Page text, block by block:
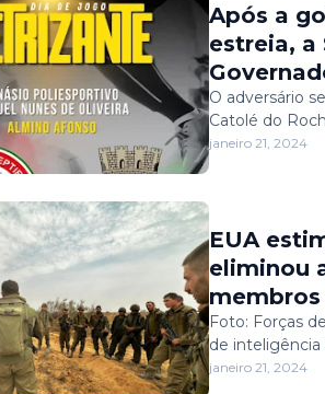
Após a
estreia, a
volta a
hoje (21)
Regional
O adversário
Catolé do
janeiro 21, 2024
EUA
eliminou
Foto: Forças
de inteligência
janeiro 21, 2024